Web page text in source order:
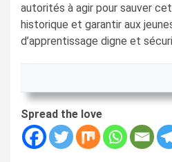
autorités à agir pour sauver
historique et garantir aux
d’apprentissage digne et
Spread the love